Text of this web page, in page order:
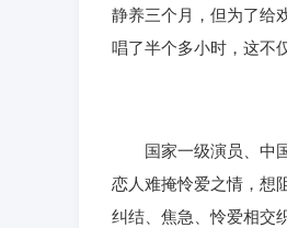
静养三个月，但为了给
唱了半个多小时，这不
国家一级演员、中国
恋人难掩怜爱之情，想
纠结、焦急、怜爱相交